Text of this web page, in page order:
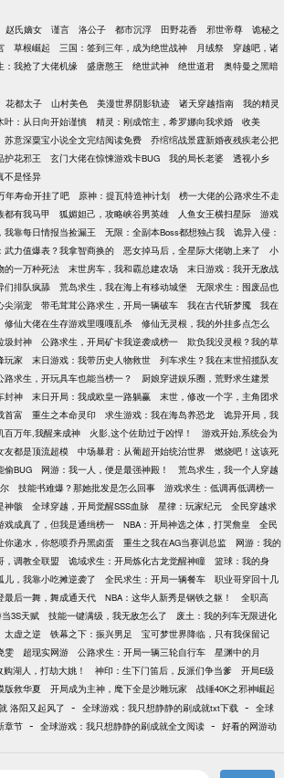
，国足居然不用？！” 足协：“之前是我们不对，
来执教国足吧！”
赵氏嫡女 谨言 洛公子 都市沉浮 田野花香 邪世帝尊
诡秘之
草根崛起 三国：签到三年，成为绝世战神 月绒祭
穿越吧，诸
：我抢了大佬机缘 盛唐憨王 绝世武神 绝世道君
奥特曼之黑暗
花都太子 山村美色 美漫世界阴影轨迹 诸天穿越指南
我的精灵
叶：从日向开始谨慎 精灵：刚成馆主，希罗娜向我求婚
收美
苏意深粟宝小说全文完结阅读免费
乔绾绾战景霆新婚夜残疾老公把
护花邪王 玄门大佬在惊悚游戏卡BUG 我的局长老婆
透视小乡
不是怪异
年寿命开挂了吧 原神：提瓦特造神计划
榜一大佬的公路求生不走
都有我马甲 狐媚妲己，攻略峡谷男英雄 人鱼女王横扫星际
游戏
我靠每日情报当捡漏王 无限：全副本Boss都想独占我
诡异入侵：
武力值爆表？我拿智商换的 恶女掉马后，全星际大佬吻上来了
小
的一万种死法 末世房车，我和霸总建农场
末日游戏：我开无敌战
们排队疯舔 荒岛求生，我在海上有移动城堡
无限求生：囤废品也
尖溺宠 带毛茸茸公路求生，开局一辆破车 我在古代斩梦魇
我在
修仙大佬在生存游戏里嘎嘎乱杀
修仙无灵根，我的外挂多点怎么
圾封神 公路求生，开局矿卡我逆袭成榜一
欺负我没灵根？我的草
玩家 末日游戏：我带历史人物救世
列车求生？我在末世招揽队友
路求生，开玩具车也能当榜一？
厨娘穿进娱乐圈，荒野求生建景
封神 末日开局：我成欧皇一路躺赢
末世，修改一个字，主角团求
首富 重生之本命灵印 求生游戏：我在海岛养恐龙
诡异开局，我
百万年,我醒来成神 火影,这个佐助过于凶悍！
游戏开始,系统会为
友都是顶流超模 中场暴君：从葡超开始统治世界
燃烧吧！这该死
偷BUG 网游：我一人，便是最强神殿！
荒岛求生，我一个人穿越
技能书难爆？那她批发是怎么回事
游戏求生：低调再低调榜一
神骸 全球穿越，开局觉醒SSS血脉 星律：玩家纪元
全民穿越求
戏成真了，但我是通缉榜一 NBA：开局神选之体，打哭詹皇
全民
你递水，你怒喷乔丹黑卤蛋 重生之我在AG当赛训总监
网游：我的
，调教全联盟 诡域求生：开局炼化古龙觉醒神瞳
篮球：我的身
儿，我靠小吃摊逆袭了 全民求生：开局一辆餐车
职业哥穿回十几
最后一舞，舞成通天代 NBA：这华人新秀是钢铁之躯！
全职高
3S天赋 技能一键满级，我无敌怎么了
废土：我的列车无限进化
太虚之逆 铁幕之下：振兴男足
宝可梦世界降临，只有我保留记
雯 超现实网游 公路求生：开局一辆三轮自行车
星渊中的月
购湖人，打劫大姚！ 神印：生下门笛后，反派们争当爹
开局E级
版救华夏 开局成为主神，麾下全是沙雕玩家
战锤40K之邪神崛起
洛阳又起风了 - 全球游戏：我只想静静的刷成就txt下载 - 全球
章节 - 全球游戏：我只想静静的刷成就全文阅读 - 好看的网游动